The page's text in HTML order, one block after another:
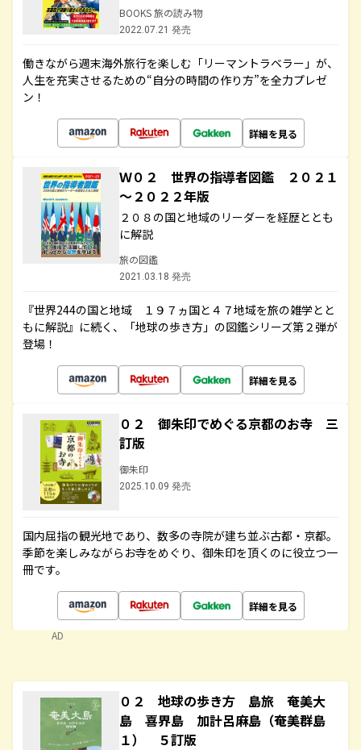
BOOKS 旅の読み物
2022.07.21 発売
働きながら週末海外旅行を楽しむ「リーマントラベラー」が、
人生を充実させるための“自分の時間の作り方”を全力プレゼ
ン！
詳細を見る
Ｗ０２ 世界の指導者図鑑 ２０２１
～２０２２年版
２０８の国と地域のリーダーを経歴ととも
に解説
旅の図鑑
2021.03.18 発売
『世界244の国と地域 １９７ヵ国と４７地域を旅の雑学とと
もに解説』に続く、「地球の歩き方」の図鑑シリーズ第２弾が
登場！
詳細を見る
０２ 御朱印でめぐる京都のお寺 三
訂版
御朱印
2025.10.09 発売
国内屈指の観光地であり、数多の寺院が建ち並ぶ古都・京都。
季節を楽しみながらお寺をめぐり、御朱印を頂くのに役立つ一
冊です。
詳細を見る
AD
０２ 地球の歩き方 島旅 奄美大
島 喜界島 加計呂麻島（奄美群島
１） ５訂版